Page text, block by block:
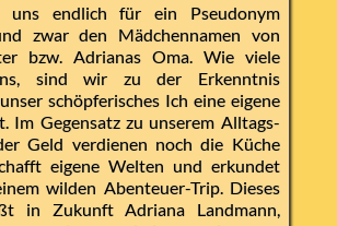
endlich für ein Pseudonym
zwar den Mädchennamen von
bzw. Adrianas Oma. Wie viele
sind wir zu der Erkenntnis
schöpferisches Ich eine eigene
Im Gegensatz zu unserem Alltags-
Geld verdienen noch die Küche
eigene Welten und erkundet
wilden Abenteuer-Trip. Dieses
in Zukunft Adriana Landmann,